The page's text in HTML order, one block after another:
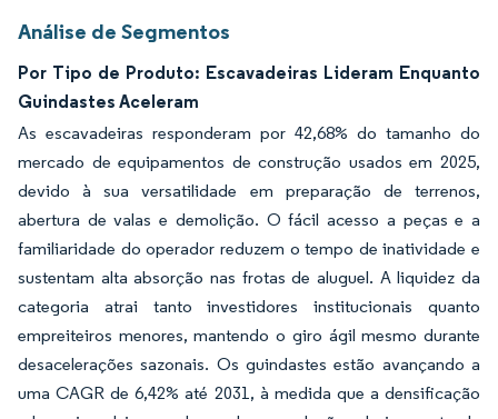
Análise de Segmentos
Por Tipo de Produto: Escavadeiras Lideram Enquanto
Guindastes Aceleram
As escavadeiras responderam por 42,68% do tamanho do
mercado de equipamentos de construção usados em 2025,
devido à sua versatilidade em preparação de terrenos,
abertura de valas e demolição. O fácil acesso a peças e a
familiaridade do operador reduzem o tempo de inatividade e
sustentam alta absorção nas frotas de aluguel. A liquidez da
categoria atrai tanto investidores institucionais quanto
empreiteiros menores, mantendo o giro ágil mesmo durante
desacelerações sazonais. Os guindastes estão avançando a
uma CAGR de 6,42% até 2031, à medida que a densificação